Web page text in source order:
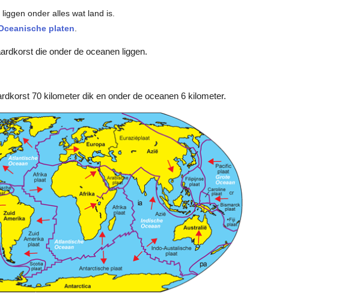
liggen onder alles wat land is.
platen
die onder de oceanen liggen.
70 kilometer dik en onder de oceanen 6 kilometer.